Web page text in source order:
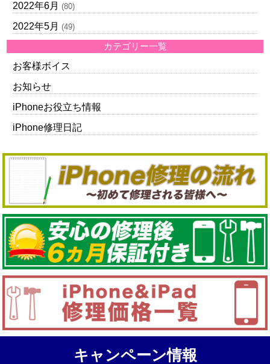
2022年6月 (80)
2022年5月 (49)
カテゴリー一覧
お客様ボイス
お知らせ
iPhoneお役立ち情報
iPhone修理日記
キャンペーン情報